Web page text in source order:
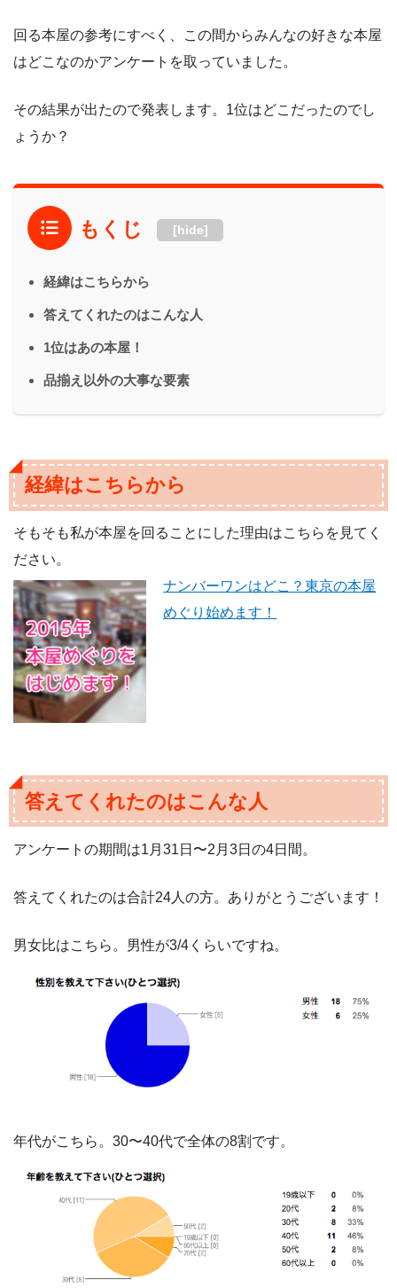
回る本屋の参考にすべく、この間からみんなの好きな本屋
はどこなのかアンケートを取っていました。
その結果が出たので発表します。1位はどこだったのでし
ょうか？
もくじ [hide]
経緯はこちらから
答えてくれたのはこんな人
1位はあの本屋！
品揃え以外の大事な要素
経緯はこちらから
そもそも私が本屋を回ることにした理由はこちらを見てく
ださい。
ナンバーワンはどこ？東京の本屋
めぐり始めます！
答えてくれたのはこんな人
アンケートの期間は1月31日〜2月3日の4日間。
答えてくれたのは合計24人の方。ありがとうございます！
男女比はこちら。男性が3/4くらいですね。
年代がこちら。30〜40代で全体の8割です。